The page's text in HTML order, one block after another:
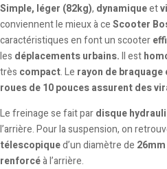
Simple, léger (82kg), dynamiqueet
conviennent le mieux à ceScooter
caractéristiques en font un scooter
les déplacements urbains.Il est
très compact. Le rayon de
roues de 10 pouces assurent des
Le freinage se fait pardisque
l’arrière. Pour la suspension, on
télescopiqued’un diamètre de 26mm
renforcéà l’arrière.